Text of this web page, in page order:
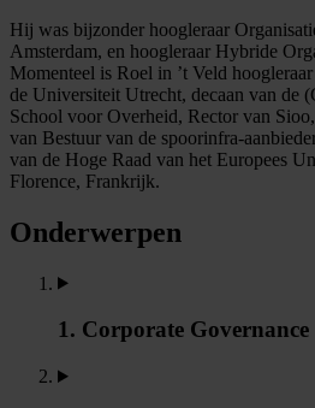
Hij was bijzonder hoogleraar
Amsterdam, en hoogleraar Hybride
Momenteel is Roel in ’t Veld
de Universiteit Utrecht, decaan van de
School voor Overheid, Rector van
van Bestuur van de spoorinfra-
van de Hoge Raad van het Europees
Florence, Frankrijk.
Onderwerpen
1. Corporate Governance